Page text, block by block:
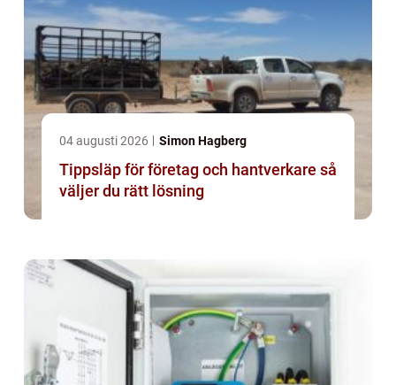
04 augusti 2026 Simon Hagberg
Tippsläp för företag och hantverkare så
väljer du rätt lösning